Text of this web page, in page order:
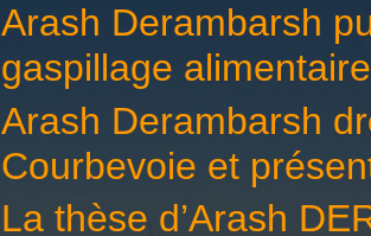
Arash Derambarsh
gaspillage
Arash Derambarsh
Courbevoie et
La thèse d’Arash